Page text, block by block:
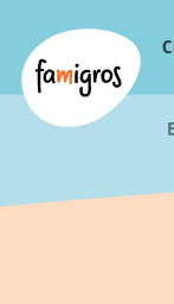
navigation
Logo